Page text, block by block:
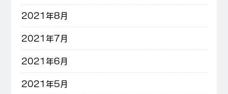
2021年8月
2021年7月
2021年6月
2021年5月